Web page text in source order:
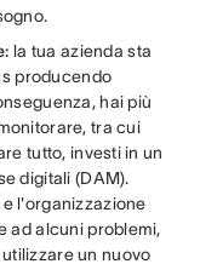
la tua azienda sta
producendo
hai più
tra cui
tutto, investi in un
digitali (DAM).
l'organizzazione
ad alcuni problemi,
un nuovo